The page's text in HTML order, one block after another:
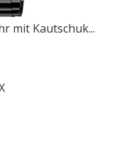
mit Kautschuk...